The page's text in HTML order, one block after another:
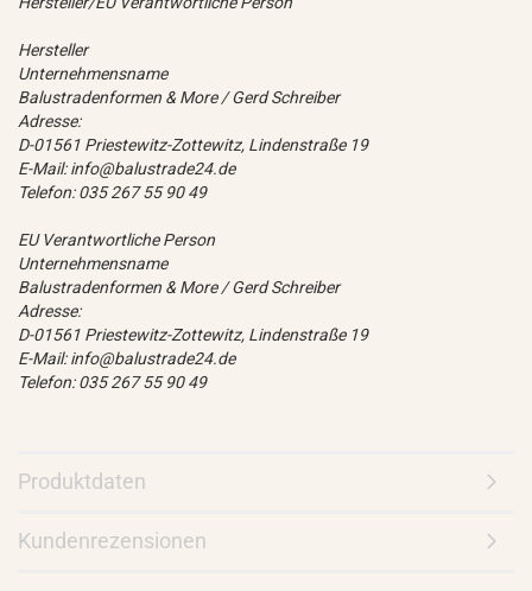
Hersteller
Unternehmensname
Balustradenformen & More / Gerd Schreiber
Adresse:
D-01561 Priestewitz-Zottewitz, Lindenstraße 19
E-Mail: info@balustrade24.de
Telefon: 035 267 55 90 49
EU Verantwortliche Person
Unternehmensname
Balustradenformen & More / Gerd Schreiber
Adresse:
D-01561 Priestewitz-Zottewitz, Lindenstraße 19
E-Mail: info@balustrade24.de
Telefon: 035 267 55 90 49
Produktdaten
Kundenrezensionen